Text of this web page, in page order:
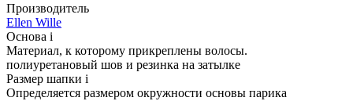
Производитель
Ellen Wille
Основа i
Материал, к которому прикреплены волосы.
полиуретановый шов и резинка на затылке
Размер шапки i
Определяется размером окружности основы парика